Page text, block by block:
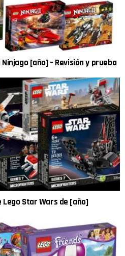
Ninjago [año] – Revisión y prueba
Lego Star Wars de [año]